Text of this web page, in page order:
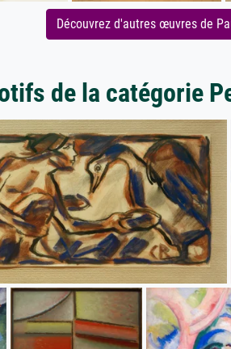
Découvrez d'autres œuvres de
de la catégorie